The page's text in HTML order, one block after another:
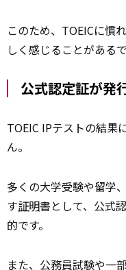
このため、TOEICに慣
しく感じることがある
公式認定証が発
TOEIC IPテストの結果
ん。
多くの大学受験や留学
す証明書として、公式
的です。
また、公務員試験や一